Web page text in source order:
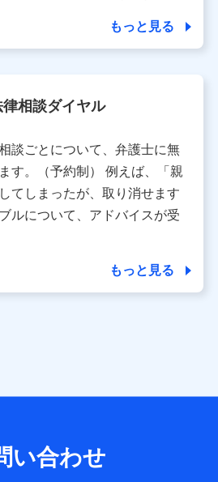
町2-14-10 アーバンネット日本橋
ドコモは、お客さまの情報を利
動原則を順守します 。
シュボードの「第三者提供の管
らず、共同利用する場合がありま
はないお客さま（2019年12月11
クラブ会員であったことがないお
利用目的の範囲内に限って共同利
取得した、以下の情報などの個人デ
もっと見る
相談ダイヤル
談ごとについて、弁護士に無
す。（予約制） 例えば、「親
てしまったが、取り消せます
ルについて、アドバイスが受
もっと見る
い合わせ